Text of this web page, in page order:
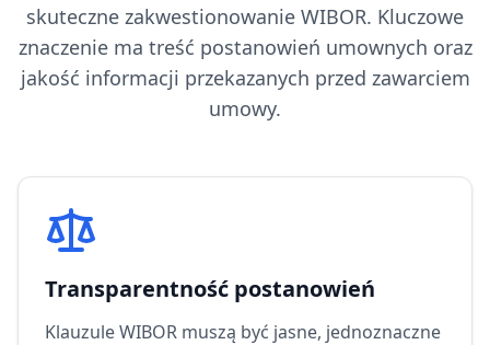
skuteczne zakwestionowanie WIBOR. Kluczowe
znaczenie ma treść postanowień umownych oraz
jakość informacji przekazanych przed zawarciem
umowy.
Transparentność postanowień
Klauzule WIBOR muszą być jasne, jednoznaczne